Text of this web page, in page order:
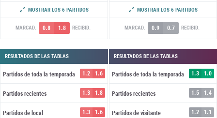
Victoria G.
MOSTRAR LOS 6 PARTIDOS
MARCAD. 0.8 1.8 RECIBID.
RESULTADOS DE LAS TABLAS
Partidos de toda la temporada 1.2 1.6
Partidos recientes 1.3 1.8
Partidos de local 1.3 1.6
Tondela
MOSTRAR LOS 6 PARTIDOS
MARCAD. 0.9 0.7 RECIBID.
RESULTADOS DE LAS TABLAS
Partidos de toda la temporada 1.3 1.0
Partidos recientes 1.5 1.4
Partidos de visitante 1.2 1.1